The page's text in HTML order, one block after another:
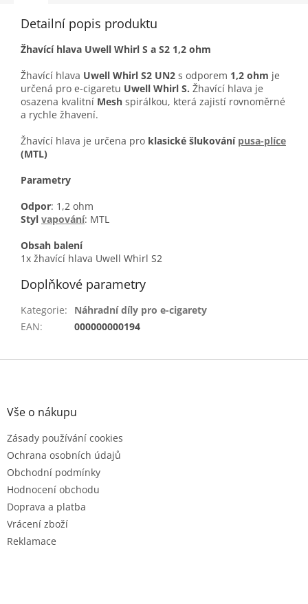
Detailní popis produktu
Žhavící hlava Uwell Whirl S a S2 1,2 ohm
Žhavící hlava Uwell Whirl S2 UN2 s odporem 1,2 ohm je
určená pro e-cigaretu Uwell Whirl S. Žhavící hlava je
osazena kvalitní Mesh spirálkou, která zajistí rovnoměrné
a rychle žhavení.
Žhavící hlava je určena pro klasické šlukování pusa-plíce
(MTL)
Parametry
Odpor: 1,2 ohm
Styl vapování: MTL
Obsah balení
1x žhavící hlava Uwell Whirl S2
Doplňkové parametry
Kategorie:
Náhradní díly pro e-cigarety
EAN: 000000000194
Z
Vše o nákupu
Zásady používání cookies
Ochrana osobních údajů
Obchodní podmínky
Hodnocení obchodu
Doprava a platba
Vrácení zboží
Reklamace